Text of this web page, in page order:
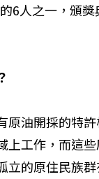
6人之一，頒
油開採的特
工作，而這
的原住民族